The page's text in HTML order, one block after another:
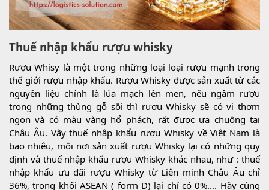
Thuế nhập khẩu rượu whisky
Rượu Whisy là một trong những loại loại rượu mạnh trong
thế giới rượu nhập khẩu. Rượu Whisky được sản xuất từ các
nguyên liệu chính là lúa mạch lên men, nếu ngâm rượu
trong những thùng gỗ sồi thì rượu Whisky sẽ có vị thơm
ngon và có màu vàng hổ phách, rất được ưa chuộng tại
Châu Âu. Vậy thuế nhập khẩu rượu Whisky về Việt Nam là
bao nhiêu, mỗi nơi sản xuất rượu Whisky lại có những quy
định và thuế nhập khẩu rượu Whisky khác nhau, như : thuế
nhập khẩu ưu đãi rượu Whisky từ Liên minh Châu Âu chỉ
36%, trong khối ASEAN ( form D) lại chỉ có 0%.... Hãy cùng